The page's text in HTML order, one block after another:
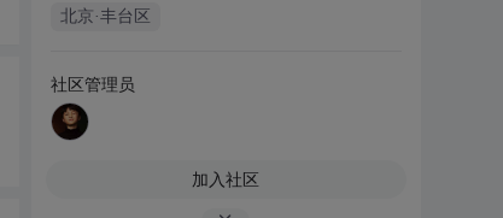
北京·丰台区
社区管理员
加入社区